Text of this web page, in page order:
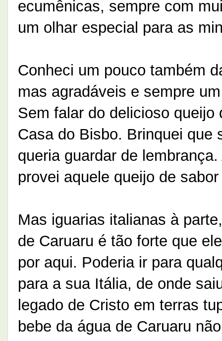
ecumênicas, sempre com
um olhar especial para as
Conheci um pouco também
mas agradáveis e sempre
Sem falar do delicioso
Casa do Bisbo. Brinquei que
queria guardar de
provei aquele queijo de
Mas iguarias italianas à
de Caruaru é tão forte que
por aqui. Poderia ir para
para a sua Itália, de onde
legado de Cristo em terras
bebe da água de Caruaru